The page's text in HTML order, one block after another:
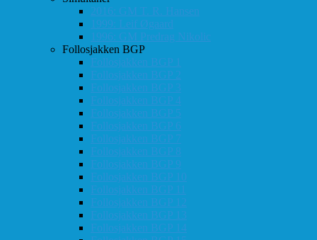
2016: GM T. R. Hansen
1999: Leif Øgaard
1996: GM Predrag Nikolic
Follosjakken BGP
Follosjakken BGP 1
Follosjakken BGP 2
Follosjakken BGP 3
Follosjakken BGP 4
Follosjakken BGP 5
Follosjakken BGP 6
Follosjakken BGP 7
Follosjakken BGP 8
Follosjakken BGP 9
Follosjakken BGP 10
Follosjakken BGP 11
Follosjakken BGP 12
Follosjakken BGP 13
Follosjakken BGP 14